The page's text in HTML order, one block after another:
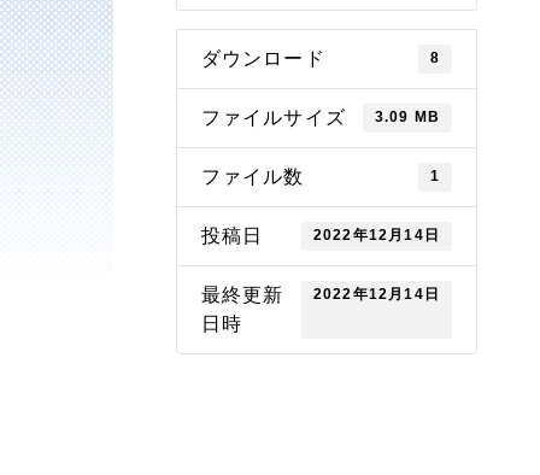
ダウンロード 8
ファイルサイズ 3.09 MB
ファイル数 1
投稿日 2022年12月14日
最終更新
日時
2022年12月14日